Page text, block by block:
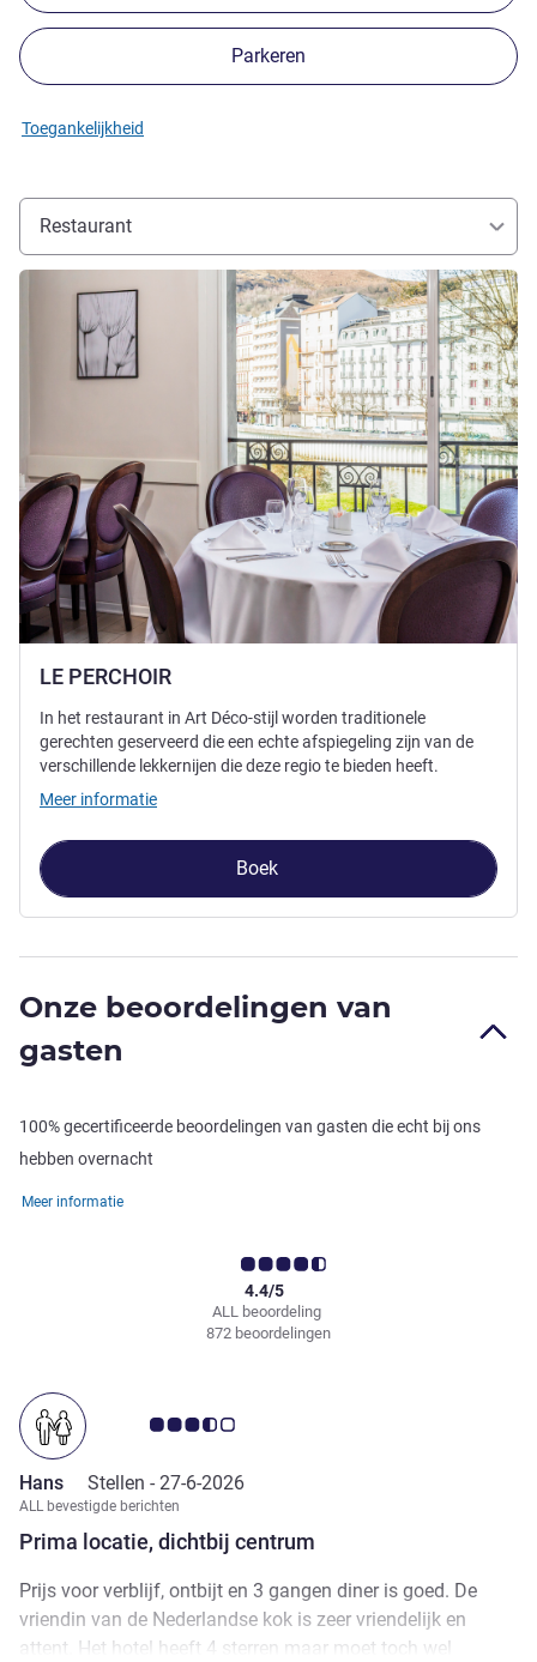
Parkeren
Toegankelijkheid
Restaurant
LE PERCHOIR
Meer informatie
In het restaurant in Art Déco-stijl worden traditionele
gerechten geserveerd die een echte afspiegeling zijn van de
verschillende lekkernijen die deze regio te bieden heeft.
Meer informatie
Boek
Onze beoordelingen van
gasten
100% gecertificeerde beoordelingen van gasten die echt bij ons
hebben overnacht
Meer informatie
ALL beoordeling
4.4/5
872 beoordelingen
Prima locatie, dichtbij centrum
Avis-klantbeoordeling 3.5/5
Hans Stellen - 27-6-2026
ALL bevestigde berichten
Prijs voor verblijf, ontbijt en 3 gangen diner is goed. De
vriendin van de Nederlandse kok is zeer vriendelijk en
attent. Het hotel heeft 4 sterren maar moet toch wel